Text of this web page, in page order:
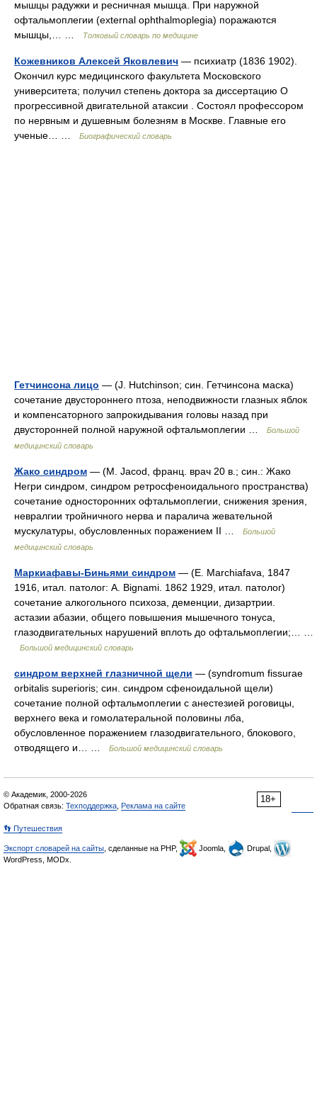
мышцы радужки и ресничная мышца. При наружной
офтальмоплегии (external ophthalmoplegia) поражаются
мышцы,… …
Толковый словарь по медицине
Кожевников Алексей Яковлевич — психиатр (1836 1902).
Окончил курс медицинского факультета Московского
университета; получил степень доктора за диссертацию О
прогрессивной двигательной атаксии . Состоял профессором
по нервным и душевным болезням в Москве. Главные его
ученые… …
Биографический словарь
Гетчинсона лицо — (J. Hutchinson; син. Гетчинсона маска)
сочетание двустороннего птоза, неподвижности глазных яблок
и компенсаторного запрокидывания головы назад при
двусторонней полной наружной офтальмоплегии …
Большой
медицинский словарь
Жако синдром — (М. Jacod, франц. врач 20 в.; син.: Жако
Негри синдром, синдром ретросфеноидального пространства)
сочетание односторонних офтальмоплегии, снижения зрения,
невралгии тройничного нерва и паралича жевательной
мускулатуры, обусловленных поражением II …
Большой
медицинский словарь
Маркиафавы-Биньями синдром — (Е. Marchiafava, 1847
1916, итал. патолог: A. Bignami. 1862 1929, итал. патолог)
сочетание алкогольного психоза, деменции, дизартрии.
астазии абазии, общего повышения мышечного тонуса,
глазодвигательных нарушений вплоть до офтальмоплегии;… …
Большой медицинский словарь
синдром верхней глазничной щели — (syndromum fissurae
orbitalis superioris; син. синдром сфеноидальной щели)
сочетание полной офтальмоплегии с анестезией роговицы,
верхнего века и гомолатеральной половины лба,
обусловленное поражением глазодвигательного, блокового,
отводящего и… …
Большой медицинский словарь
18+
© Академик, 2000-2026
Обратная связь: Техподдержка Реклама на сайте
👣 Путешествия
Экспорт словарей на сайты , сделанные на PHP, Joomla,
Drupal,
WordPress, MODx.